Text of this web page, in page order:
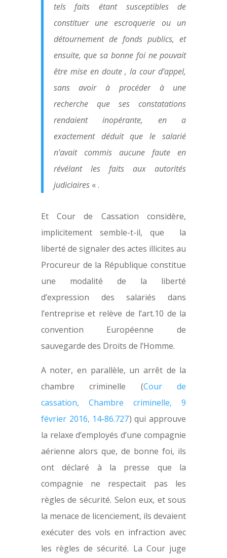
tels faits étant susceptibles de
constituer une escroquerie ou un
détournement de fonds publics, et
ensuite, que sa bonne foi ne pouvait
être mise en doute , la cour d’appel,
sans avoir à procéder à une
recherche que ses constatations
rendaient inopérante, en a
exactement déduit que le salarié
n’avait commis aucune faute en
révélant les faits aux autorités
judiciaires« .
Et Cour de Cassation considère,
implicitement semble-t-il, que la
liberté de signaler des actes illicites au
Procureur de la République constitue
une modalité de la liberté
d’expression des salariés dans
l’entreprise et relève de l’art.10 de la
convention Européenne de
sauvegarde des Droits de l’Homme.
A noter, en parallèle, un arrêt de la
chambre criminelle (Cour de
cassation, Chambre criminelle, 9
février 2016, 14-86.727) qui approuve
la relaxe d’employés d’une compagnie
aérienne alors que, de bonne foi, ils
ont déclaré à la presse que la
compagnie ne respectait pas les
règles de sécurité. Selon eux, et sous
la menace de licenciement, ils devaient
exécuter des vols en infraction avec
les règles de sécurité. La Cour juge